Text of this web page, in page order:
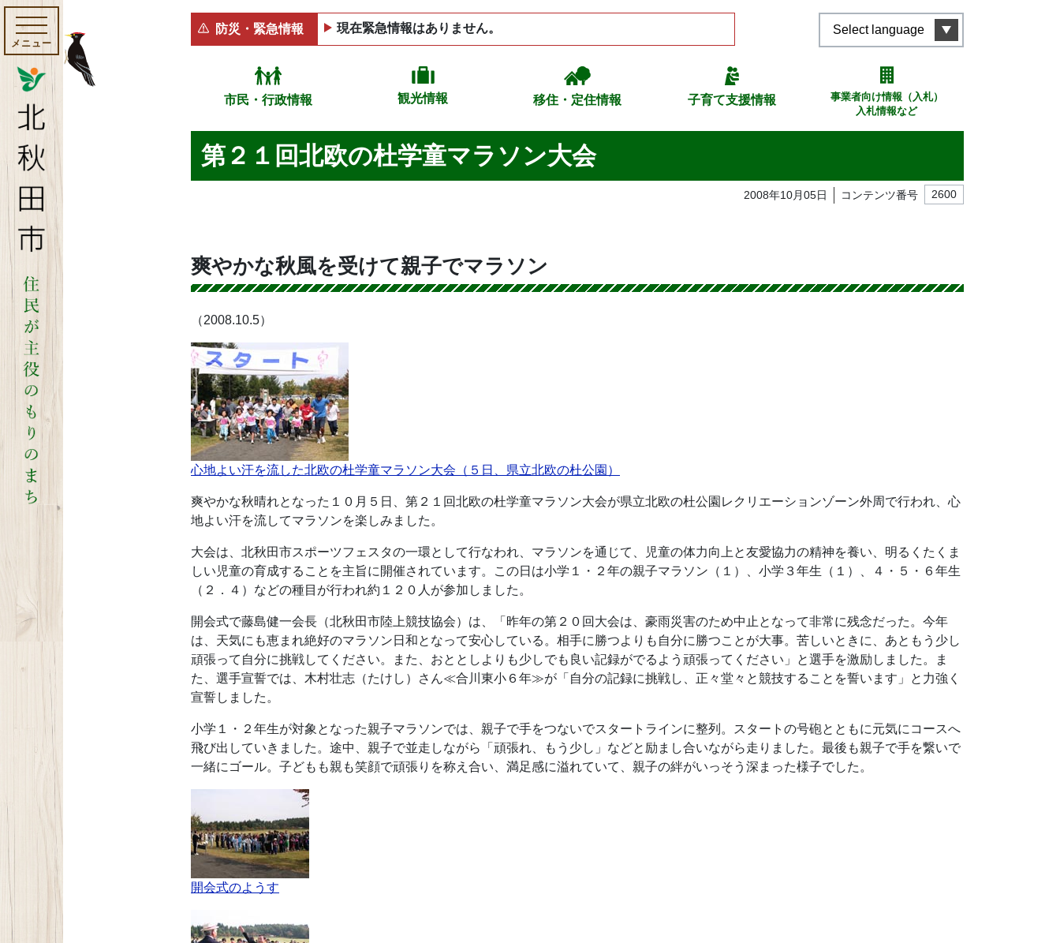
メニュー
防災・緊急情報 現在緊急情報はありません。 Select language
市民・行政情報 観光情報 移住・定住情報 子育て支援情報
事業者向け情報（入札）
入札情報など
第２１回北欧の杜学童マラソン大会
2008年10月05日 コンテンツ番号 2600
爽やかな秋風を受けて親子でマラソン
（2008.10.5）
心地よい汗を流した北欧の杜学童マラソン大会（５日、県立北欧の杜公園）
爽やかな秋晴れとなった１０月５日、第２１回北欧の杜学童マラソン大会が県立北欧の杜公園レクリエーションゾーン外周で行われ、心
地よい汗を流してマラソンを楽しみました。
大会は、北秋田市スポーツフェスタの一環として行なわれ、マラソンを通じて、児童の体力向上と友愛協力の精神を養い、明るくたくま
しい児童の育成することを主旨に開催されています。この日は小学１・２年の親子マラソン（１）、小学３年生（１）、４・５・６年生
（２．４）などの種目が行われ約１２０人が参加しました。
開会式で藤島健一会長（北秋田市陸上競技協会）は、「昨年の第２０回大会は、豪雨災害のため中止となって非常に残念だった。今年
は、天気にも恵まれ絶好のマラソン日和となって安心している。相手に勝つよりも自分に勝つことが大事。苦しいときに、あともう少し
頑張って自分に挑戦してください。また、おととしよりも少しでも良い記録がでるよう頑張ってください」と選手を激励しました。ま
た、選手宣誓では、木村壮志（たけし）さん≪合川東小６年≫が「自分の記録に挑戦し、正々堂々と競技することを誓います」と力強く
宣誓しました。
小学１・２年生が対象となった親子マラソンでは、親子で手をつないでスタートラインに整列。スタートの号砲とともに元気にコースへ
飛び出していきました。途中、親子で並走しながら「頑張れ、もう少し」などと励まし合いながら走りました。最後も親子で手を繋いで
一緒にゴール。子どもも親も笑顔で頑張りを称え合い、満足感に溢れていて、親子の絆がいっそう深まった様子でした。
開会式のようす